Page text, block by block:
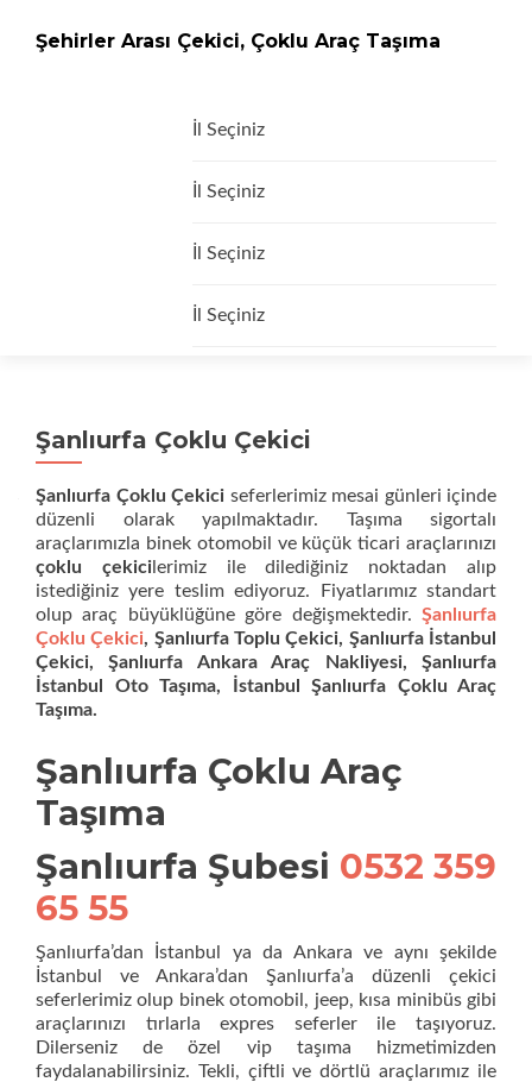
Şehirler Arası Çekici, Çoklu Araç Taşıma
geç
İl Seçiniz
İl Seçiniz
İl Seçiniz
İl Seçiniz
Şanlıurfa Çoklu Çekici
Şanlıurfa Çoklu Çekici seferlerimiz mesai günleri içinde
düzenli olarak yapılmaktadır. Taşıma sigortalı
araçlarımızla binek otomobil ve küçük ticari araçlarınızı
çoklu çekicilerimiz ile dilediğiniz noktadan alıp
istediğiniz yere teslim ediyoruz. Fiyatlarımız standart
olup araç büyüklüğüne göre değişmektedir. Şanlıurfa
Çoklu Çekici, Şanlıurfa Toplu Çekici, Şanlıurfa İstanbul
Çekici, Şanlıurfa Ankara Araç Nakliyesi, Şanlıurfa
İstanbul Oto Taşıma, İstanbul Şanlıurfa Çoklu Araç
Taşıma.
Şanlıurfa Çoklu Araç
Taşıma
Şanlıurfa Şubesi 0532 359
65 55
Şanlıurfa’dan İstanbul ya da Ankara ve aynı şekilde
İstanbul ve Ankara’dan Şanlıurfa’a düzenli çekici
seferlerimiz olup binek otomobil, jeep, kısa minibüs gibi
araçlarınızı tırlarla expres seferler ile taşıyoruz.
Dilerseniz de özel vip taşıma hizmetimizden
faydalanabilirsiniz. Tekli, çiftli ve dörtlü araçlarımız ile